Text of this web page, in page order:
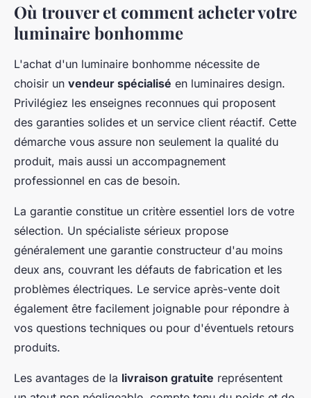
Où trouver et comment acheter votre
luminaire bonhomme
L'achat d'un luminaire bonhomme nécessite de
choisir un vendeur spécialisé en luminaires design.
Privilégiez les enseignes reconnues qui proposent
des garanties solides et un service client réactif. Cette
démarche vous assure non seulement la qualité du
produit, mais aussi un accompagnement
professionnel en cas de besoin.
La garantie constitue un critère essentiel lors de votre
sélection. Un spécialiste sérieux propose
généralement une garantie constructeur d'au moins
deux ans, couvrant les défauts de fabrication et les
problèmes électriques. Le service après-vente doit
également être facilement joignable pour répondre à
vos questions techniques ou pour d'éventuels retours
produits.
Les avantages de la livraison gratuite représentent